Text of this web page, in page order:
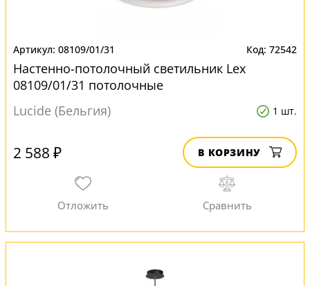
08109/01/31 72542
Настенно-потолочный светильник Lex
08109/01/31 потолочные
Lucide (Бельгия)
1 шт.
2 588 ₽ В КОРЗИНУ